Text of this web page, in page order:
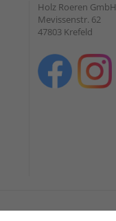
Holz Roeren GmbH
Mevissenstr. 62
47803 Krefeld